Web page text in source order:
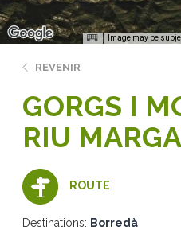
Image may be
REVENIR
GORGS I
RIU
ROUTE
Destinations: Borredà